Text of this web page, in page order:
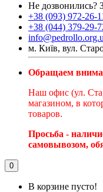
Не дозвонились?
+38 (093) 972-26-
+38 (044) 379-29-
м. Київ, вул.
Обращаем
Наш офис (ул.
магазином, в
товаров.
Просьба -
самовывозом,
0
В корзине пусто!